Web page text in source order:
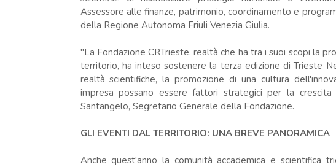
Assessore alle finanze, patrimonio, coordinamento e
della Regione Autonoma Friuli Venezia Giulia.
"La Fondazione CRTrieste, realtà che ha tra i suoi scopi la
territorio, ha inteso sostenere la terza edizione di Trieste
realtà scientifiche, la promozione di una cultura
impresa possano essere fattori strategici per la
Santangelo, Segretario Generale della Fondazione.
GLI EVENTI DAL TERRITORIO: UNA BREVE PANORAMICA
Anche quest'anno la comunità accademica e scientifica